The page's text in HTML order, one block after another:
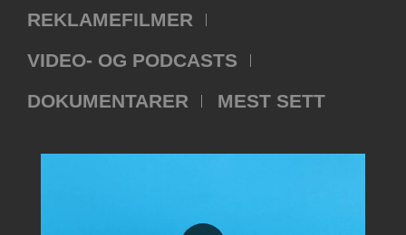
REKLAMEFILMER
VIDEO- OG PODCASTS
DOKUMENTARER
MEST SETT